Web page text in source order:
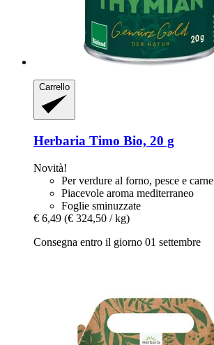
Carrello
Herbaria Timo Bio, 20 g
Novità!
Per verdure al forno, pesce e carne
Piacevole aroma mediterraneo
Foglie sminuzzate
€ 6,49 (€ 324,50 / kg)
Consegna entro il giorno 01 settembre